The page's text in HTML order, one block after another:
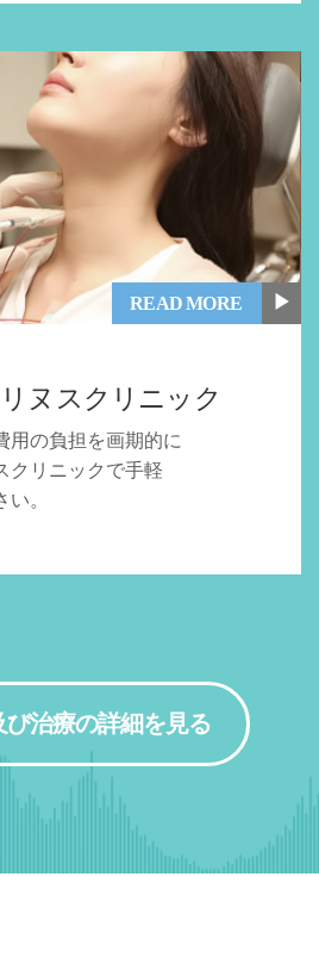
READ MORE ▶
ヌスクリニック
用の負担を画期的に
クリニックで手軽
。
治療の詳細を見る